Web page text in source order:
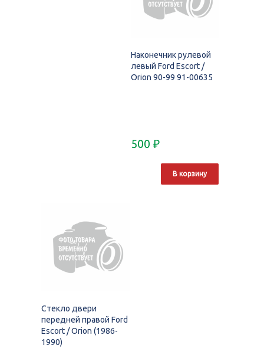
Наконечник рулевой
левый Ford Escort /
Orion 90-99 91-00635
500 ₽
В корзину
Стекло двери
передней правой Ford
Escort / Orion (1986-
1990)